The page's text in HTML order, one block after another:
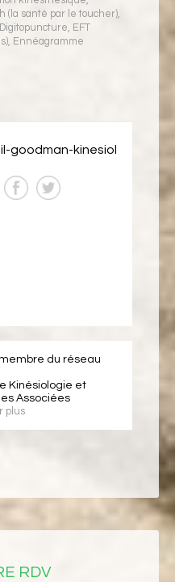
(la santé par le toucher),
Digitopuncture, EFT
, Ennéagramme
goodman-kinesiol
du réseau
Kinésiologie et
Associées
plus
RDV